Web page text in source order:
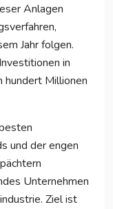
Anlagen
Jahr folgen.
in
hundert Millionen
und der engen
Unternehmen
Ziel ist